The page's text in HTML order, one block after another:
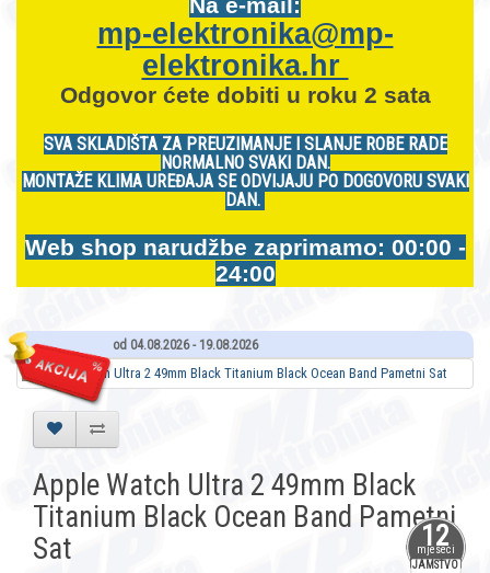
Na e-mail:
mp-elektronika@mp-
elektronika.hr
Odgovor ćete dobiti u roku 2 sata
SVA SKLADIŠTA ZA PREUZIMANJE I SLANJE ROBE RADE
NORMALNO SVAKI DAN.
MONTAŽE KLIMA UREĐAJA SE ODVIJAJU PO DOGOVORU SVAKI
DAN.
Web shop narudžbe zaprimamo: 00:00 -
24:00
od 04.08.2026 - 19.08.2026
12
mjeseci
JAMSTVO
Apple Watch Ultra 2 49mm Black
Titanium Black Ocean Band Pametni
Sat